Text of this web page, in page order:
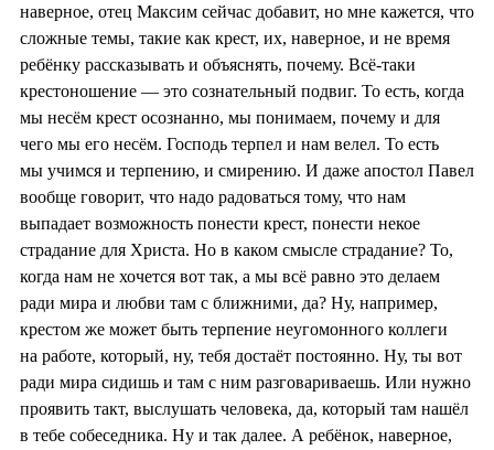
наверное, отец Максим сейчас добавит, но мне кажется, что
сложные темы, такие как крест, их, наверное, и не время
ребёнку рассказывать и объяснять, почему. Всё-таки
крестоношение — это сознательный подвиг. То есть, когда
мы несём крест осознанно, мы понимаем, почему и для
чего мы его несём. Господь терпел и нам велел. То есть
мы учимся и терпению, и смирению. И даже апостол Павел
вообще говорит, что надо радоваться тому, что нам
выпадает возможность понести крест, понести некое
страдание для Христа. Но в каком смысле страдание? То,
когда нам не хочется вот так, а мы всё равно это делаем
ради мира и любви там с ближними, да? Ну, например,
крестом же может быть терпение неугомонного коллеги
на работе, который, ну, тебя достаёт постоянно. Ну, ты вот
ради мира сидишь и там с ним разговариваешь. Или нужно
проявить такт, выслушать человека, да, который там нашёл
в тебе собеседника. Ну и так далее. А ребёнок, наверное,